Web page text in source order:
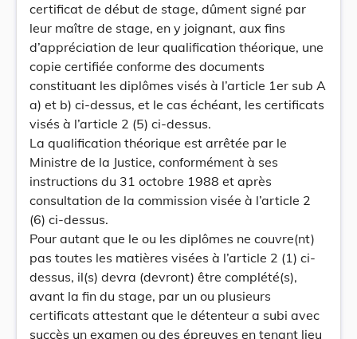
certificat de début de stage, dûment signé par
leur maître de stage, en y joignant, aux fins
d’appréciation de leur qualification théorique, une
copie certifiée conforme des documents
constituant les diplômes visés à l’article 1er sub A
a) et b) ci-dessus, et le cas échéant, les certificats
visés à l’article 2 (5) ci-dessus.
La qualification théorique est arrêtée par le
Ministre de la Justice, conformément à ses
instructions du 31 octobre 1988 et après
consultation de la commission visée à l’article 2
(6) ci-dessus.
Pour autant que le ou les diplômes ne couvre(nt)
pas toutes les matières visées à l’article 2 (1) ci-
dessus, il(s) devra (devront) être complété(s),
avant la fin du stage, par un ou plusieurs
certificats attestant que le détenteur a subi avec
succès un examen ou des épreuves en tenant lieu